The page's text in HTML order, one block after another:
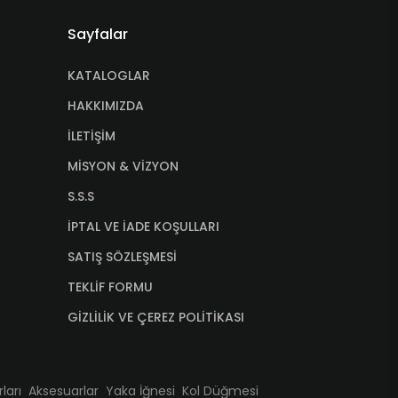
Sayfalar
KATALOGLAR
HAKKIMIZDA
İLETİŞİM
MİSYON & VİZYON
S.S.S
İPTAL VE İADE KOŞULLARI
SATIŞ SÖZLEŞMESİ
TEKLİF FORMU
GİZLİLİK VE ÇEREZ POLİTİKASI
Aksesuarlar Yaka İğnesi Kol Düğmesi